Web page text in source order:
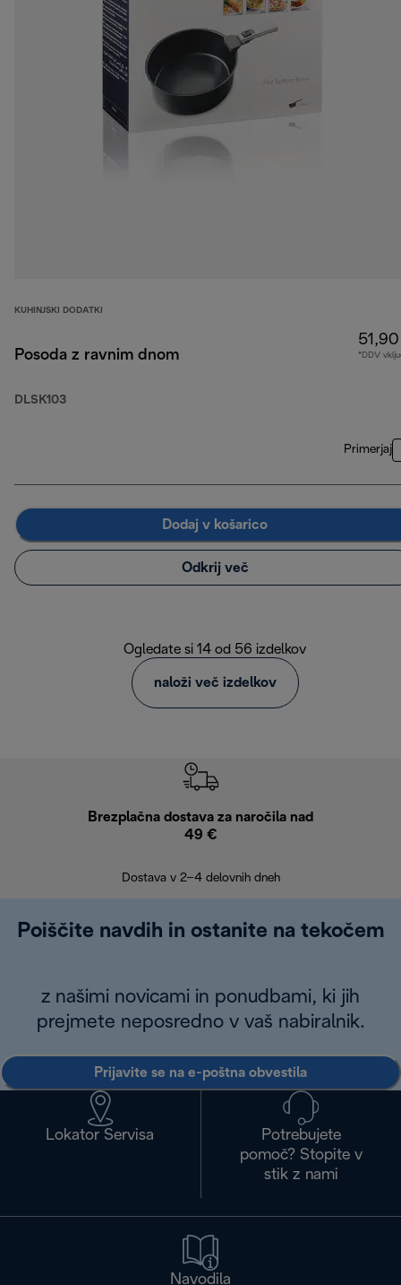
KUHINJSKI DODATKI
Posoda z ravnim dnom
DLSK103
*DDV
Primerjaj
Dodaj v košarico
Odkrij več
Ogledate si 14 od 56 izdelkov
naloži več izdelkov
Brezplačna dostava za naročila nad
49 €
Dostava v 2–4 delovnih dneh
Poiščite navdih in ostanite na tekočem
z našimi novicami in ponudbami, ki jih
prejmete neposredno v vaš nabiralnik.
Prijavite se na e-poštna obvestila
Lokator Servisa
Potrebujete
pomoč? Stopite v
stik z nami
Navodila